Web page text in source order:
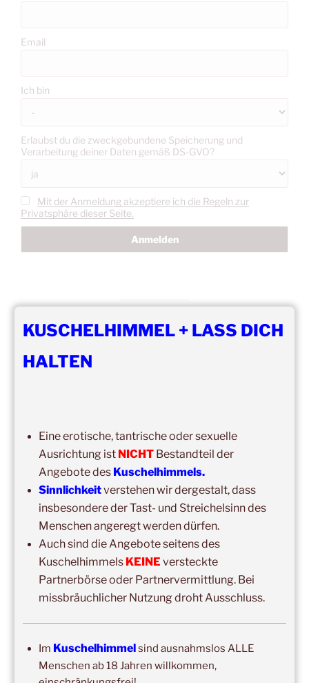
Email
Ich bin
Erlaubst du die zweckgebundene Speicherung und
Verarbeitung deiner Daten gemäß DS-GVO?
Mit der Anmeldung akzeptiere ich die Regeln zur
Privatsphäre dieser Seite.
DIE NÄCHSTEN 8 VERANSTALTUNGEN:
14:00 – 19:00,29. August 2026– Boppard
Kuschelhimmel 5h Kuscheln
15:00 –20:00,12. September 2026–
Erbach/Rheingau Kuschelhimmel 5h Kuscheln
Ganztags,13. September 2026 –Jahresgruppe
Ausbildung Berührungs- und Kuscheltrainer*in
14:00–19:00,19. September 2026–Marburg
Kuschelhimmel 5h mit Klangschalenbegleitung
September 2026–Wochenende für 2:1 Ausbildung
14:00 –20:00,3. Oktober 2026–Oberursel
Kuschelhimmel 6h
KUSCHELHIMMEL + LASS DICH
HALTEN
Eine erotische, tantrische oder sexuelle
Ausrichtung ist NICHTBestandteil der
Angebote des Kuschelhimmels.
Sinnlichkeitverstehen wir dergestalt, dass
insbesondere der Tast- und Streichelsinn des
Menschen angeregt werden dürfen.
Auch sind die Angebote seitens des
Kuschelhimmels KEINE versteckte
Partnerbörse oder Partnervermittlung. Bei
missbräuchlicher Nutzung droht Ausschluss.
Im Kuschelhimmelsind ausnahmslos ALLE
Menschen ab 18 Jahren willkommen,